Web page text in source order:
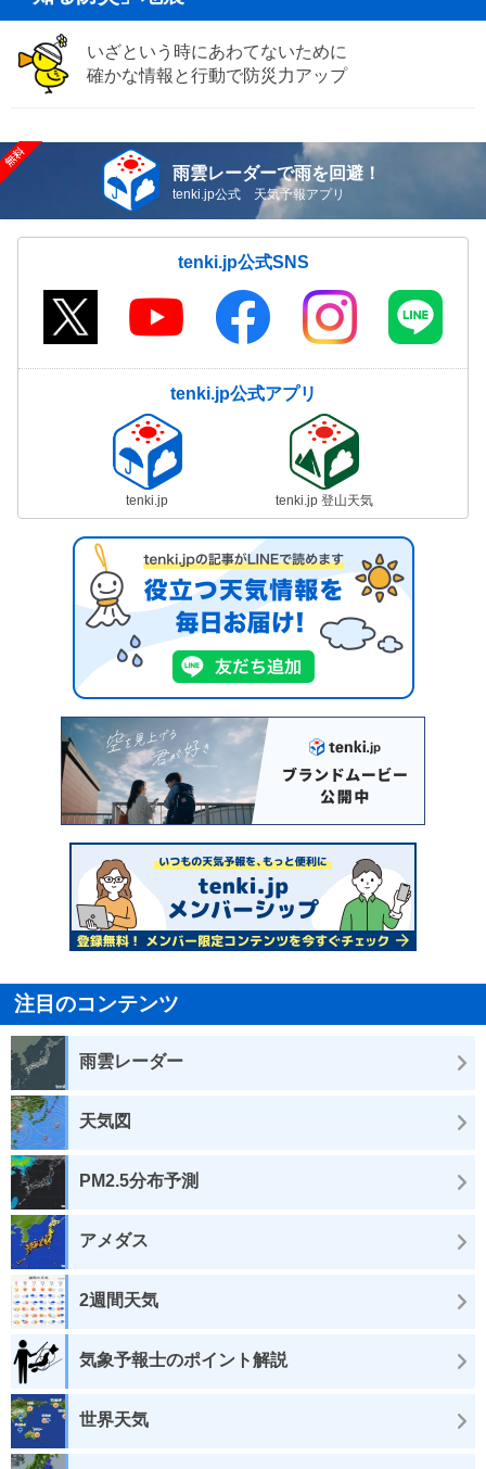
いざという時にあわてないために
確かな情報と行動で防災力アップ
雨雲レーダーで雨を回避！
tenki.jp公式 天気予報アプリ
tenki.jp公式SNS
tenki.jp公式アプリ
tenki.jp tenki.jp 登山天気
注目のコンテンツ
雨雲レーダー
天気図
PM2.5分布予測
アメダス
2週間天気
気象予報士のポイント解説
世界天気